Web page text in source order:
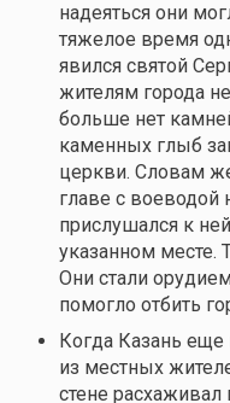
надеяться они
тяжелое время
явился святой
жителям города
больше нет
каменных глыб
церкви. Словам
главе с
прислушался к
указанном месте.
Они стали
помогло отбить
Когда Казань еще
из местных
стене